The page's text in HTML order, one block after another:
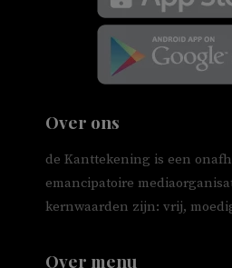
Over ons
de Kanttekening is een
emancipatoire
kernwaarden zijn: vrij,
Over menu